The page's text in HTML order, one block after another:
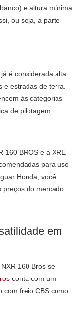
e altura mínima
ou seja, a parte
é considerada alta.
e estradas de terra.
às categorias
de pilotagem.
160 BROS e a XRE
para uso
Honda, você
do mercado.
em
160 Bros se
conta com um
com freio CBS como